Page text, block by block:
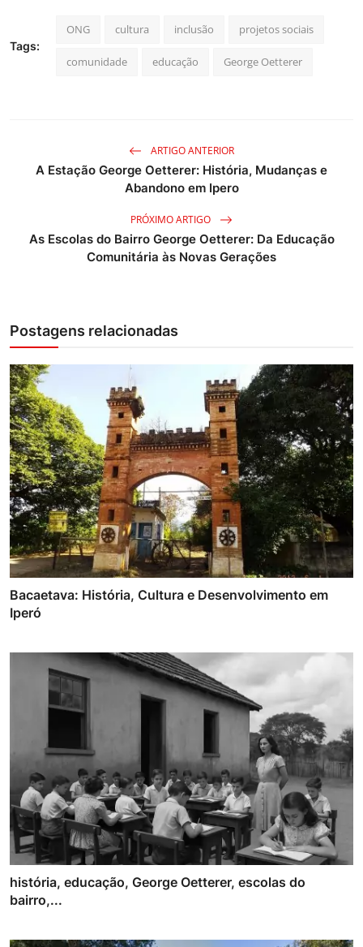
Tags:
ONG cultura inclusão projetos sociais
comunidade educação George Oetterer
ARTIGO ANTERIOR
A Estação George Oetterer: História, Mudanças e
Abandono em Ipero
PRÓXIMO ARTIGO
As Escolas do Bairro George Oetterer: Da Educação
Comunitária às Novas Gerações
Postagens relacionadas
Bacaetava: História, Cultura e Desenvolvimento em
Iperó
história, educação, George Oetterer, escolas do
bairro,...